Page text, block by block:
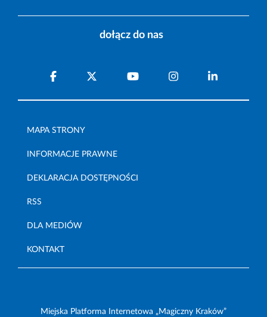
dołącz do nas
MAPA STRONY
INFORMACJE PRAWNE
DEKLARACJA DOSTĘPNOŚCI
RSS
DLA MEDIÓW
KONTAKT
Miejska Platforma Internetowa „Magiczny Kraków”